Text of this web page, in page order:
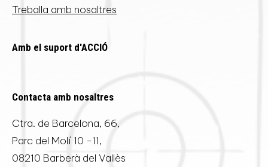
Treballa amb nosaltres
Amb el suport d'ACCIÓ
Contacta amb nosaltres
Ctra. de Barcelona, 66,
Parc del Molí 10 -11,
08210 Barberà del Vallès